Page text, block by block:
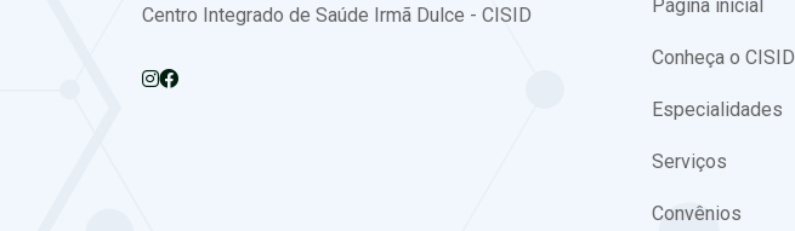
Centro Integrado de Saúde Irmã Dulce - CISID Página inicial
Conheça o CISID
Especialidades
Serviços
Convênios